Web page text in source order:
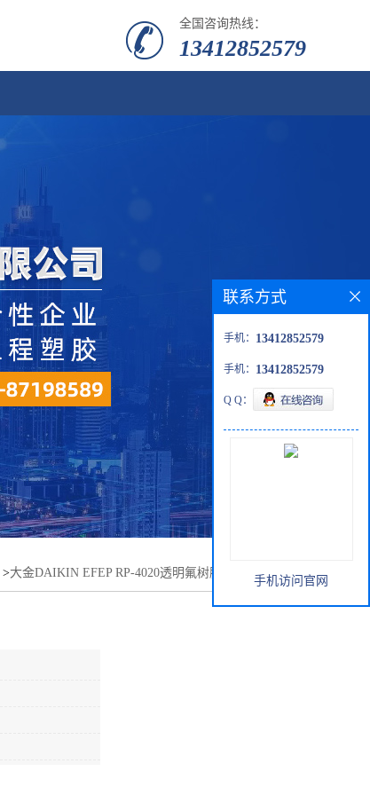
全国咨询热线：
13412852579
>大金DAIKIN EFEP RP-4020透明氟树脂低温加工高透
联系方式
手机： 13412852579
手机： 13412852579
Q Q：
手机访问官网